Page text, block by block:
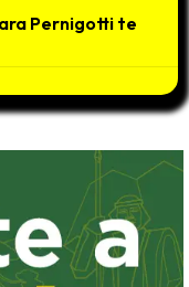
Pernigotti te